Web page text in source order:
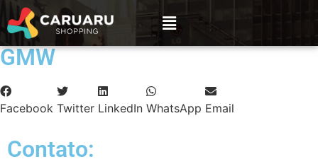
GMW
Facebook Twitter LinkedIn WhatsApp Email
Contato: